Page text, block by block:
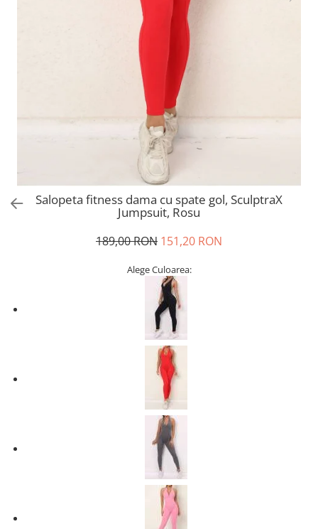
Salopeta fitness dama cu spate gol, SculptraX
Jumpsuit, Rosu
189,00 RON 151,20 RON
Alege Culoarea: